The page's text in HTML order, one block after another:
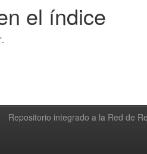
el índice
Repositorio integrado a la Red de